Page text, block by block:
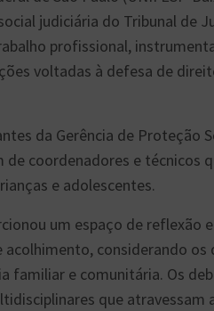
judiciária do Tribunal de
profissional,
voltadas à defesa de
da Gerência de Proteção
de coordenadores e técnicos
e adolescentes.
um espaço de reflexão
acolhimento, considerando
familiar e comunitária. Os
que atravessam